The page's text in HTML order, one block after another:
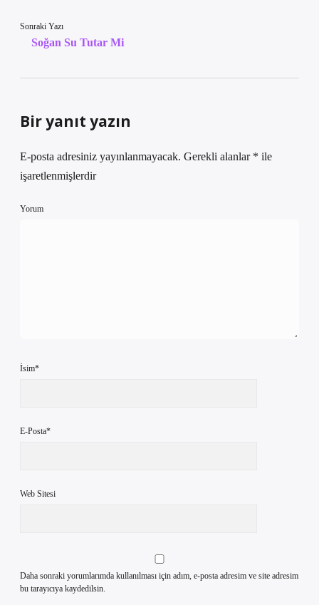
Sonraki Yazı
Soğan Su Tutar Mi
Bir yanıt yazın
E-posta adresiniz yayınlanmayacak. Gerekli alanlar * ile
işaretlenmişlerdir
Yorum
İsim*
E-Posta*
Web Sitesi
Daha sonraki yorumlarımda kullanılması için adım, e-posta adresim ve site adresim
bu tarayıcıya kaydedilsin.